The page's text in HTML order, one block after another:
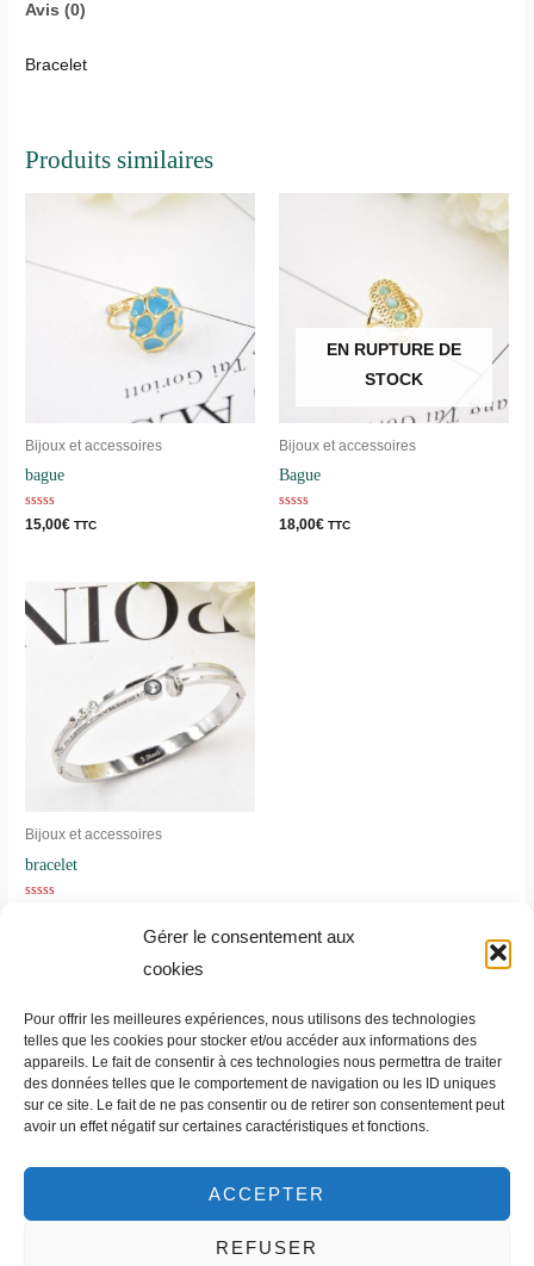
Gérer le consentement aux
cookies
Pour offrir les meilleures expériences, nous utilisons des technologies
telles que les cookies pour stocker et/ou accéder aux informations des
appareils. Le fait de consentir à ces technologies nous permettra de traiter
des données telles que le comportement de navigation ou les ID uniques
sur ce site. Le fait de ne pas consentir ou de retirer son consentement peut
avoir un effet négatif sur certaines caractéristiques et fonctions.
ACCEPTER
REFUSER
Avis (0)
Bracelet
Produits similaires
Bijoux et accessoires
bague
Note
0
15,00€ TTC
EN RUPTURE DE
STOCK
Bijoux et accessoires
Bague
Note
0
18,00€ TTC
Bijoux et accessoires
bracelet
Mentions légales
Politique de cookies (UE)